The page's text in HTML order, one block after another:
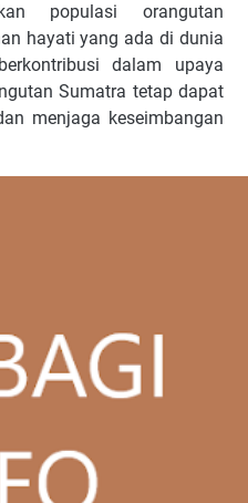
populasi orangutan
hayati yang ada di dunia
dalam upaya
Sumatra tetap dapat
menjaga keseimbangan